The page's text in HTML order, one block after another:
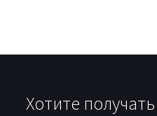
Хотите